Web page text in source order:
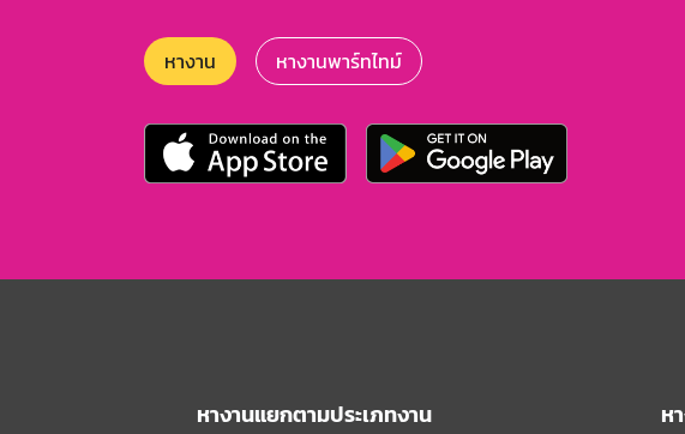
หางาน หางานพาร์ทไทม์
หางานแยกตามประเภทงาน ห